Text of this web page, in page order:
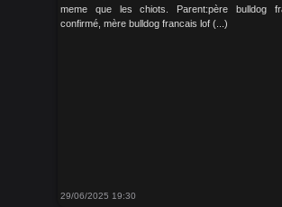
meme que les chiots. Parent:père bulldog
confirmé, mère bulldog francais lof (...)
29/06/2025 19:30